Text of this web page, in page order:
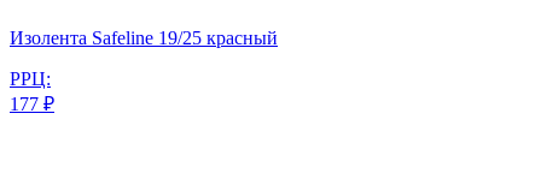
Изолента Safeline 19/25 красный
РРЦ:
177 ₽